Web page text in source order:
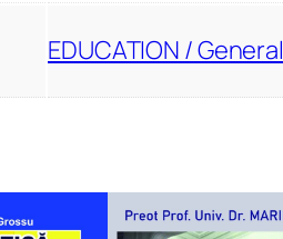
EDUCATION / General